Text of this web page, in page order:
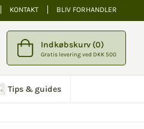
KONTAKT BLIV FORHANDLER
Indkøbskurv (0)
Gratis levering ved DKK 500
Tips & guides